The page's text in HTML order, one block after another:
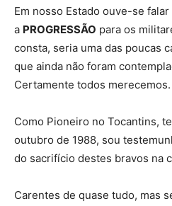
Em nosso Estado ouve-se
a PROGRESSÃO para os
consta, seria uma das poucas
que ainda não foram
Certamente todos merecemos.
Como Pioneiro no Tocantins,
outubro de 1988, sou
do sacrifício destes bravos na
Carentes de quase tudo, mas